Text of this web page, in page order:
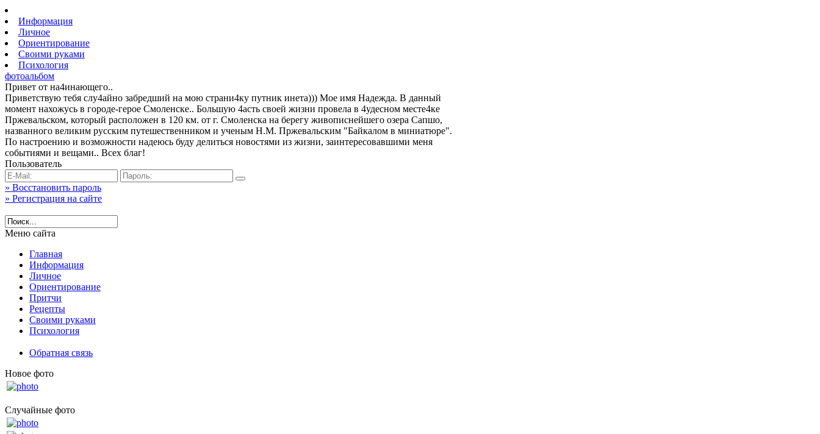
Информация
Личное
Ориентирование
Своими руками
Психология
фотоальбом
Привет от на4инающего..
Приветствую тебя слу4айно забредший на мою страни4ку путник инета))) Мое имя Надежда. В данный
момент нахожусь в городе-герое Смоленске.. Большую 4асть своей жизни провела в 4удесном месте4ке
Пржевальском, который расположен в 120 км. от г. Смоленска на берегу живописнейшего озера Сапшо,
названного великим русским путешественником и ученым Н.М. Пржевальским "Байкалом в миниатюре".
По настроению и возможности надеюсь буду делиться новостями из жизни, заинтересовавшими меня
событиями и вещами.. Всех благ!
Пользователь
» Восстановить пароль
» Регистрация на сайте
Меню сайта
Главная
Информация
Личное
Ориентирование
Притчи
Рецепты
Своими руками
Психология
Обратная связь
Новое фото
Случайные фото